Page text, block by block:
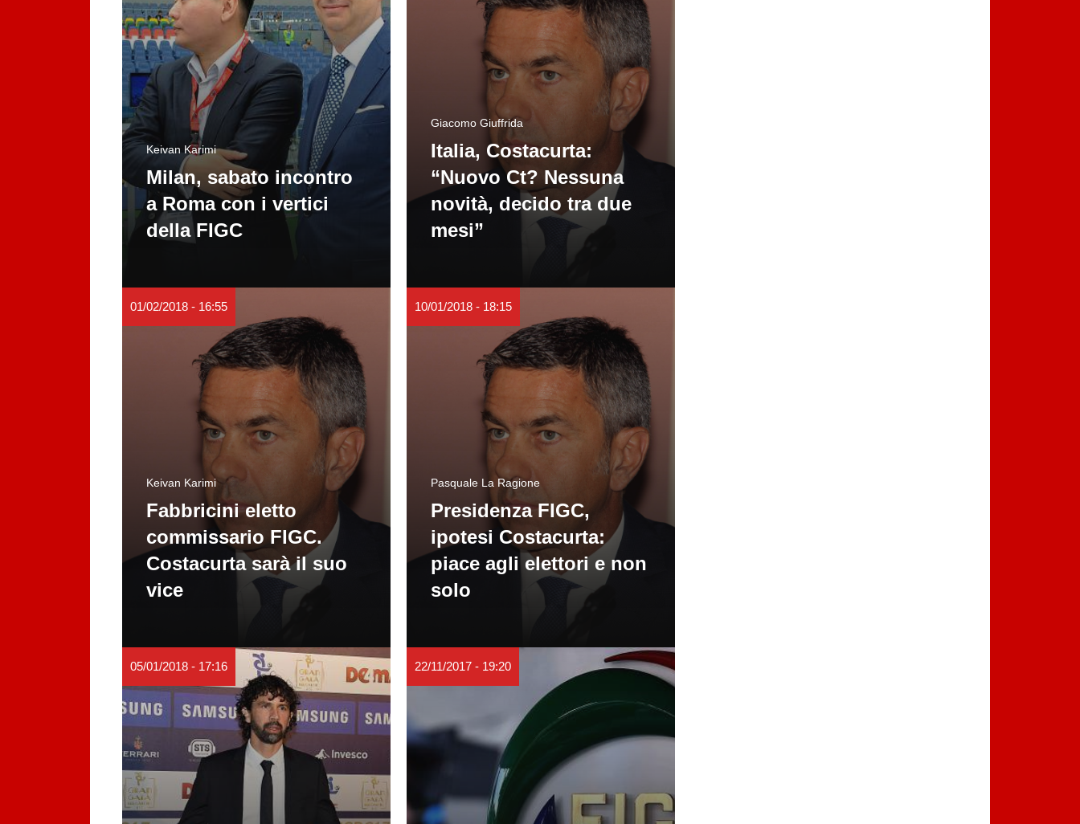
Keivan Karimi
Milan, sabato incontro
a Roma con i vertici
della FIGC
Giacomo Giuffrida
Italia, Costacurta:
“Nuovo Ct? Nessuna
novità, decido tra due
mesi”
01/02/2018 - 16:55
Keivan Karimi
Fabbricini eletto
commissario FIGC.
Costacurta sarà il suo
vice
10/01/2018 - 18:15
Pasquale La Ragione
Presidenza FIGC,
ipotesi Costacurta:
piace agli elettori e non
solo
05/01/2018 - 17:16 22/11/2017 - 19:20